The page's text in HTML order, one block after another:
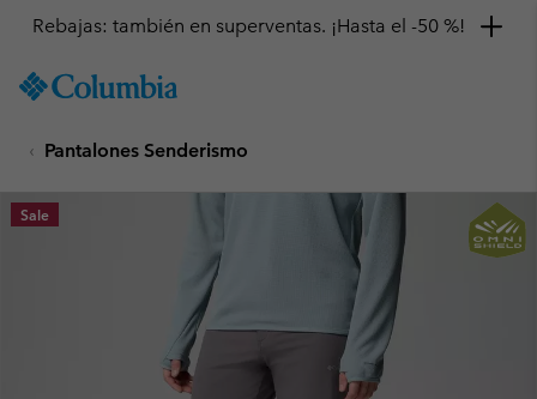
TO
SKIP
MAIN
NAV
Rebajas: también en superventas. ¡Hasta el -50 %!
Pantalones Senderismo
Sale